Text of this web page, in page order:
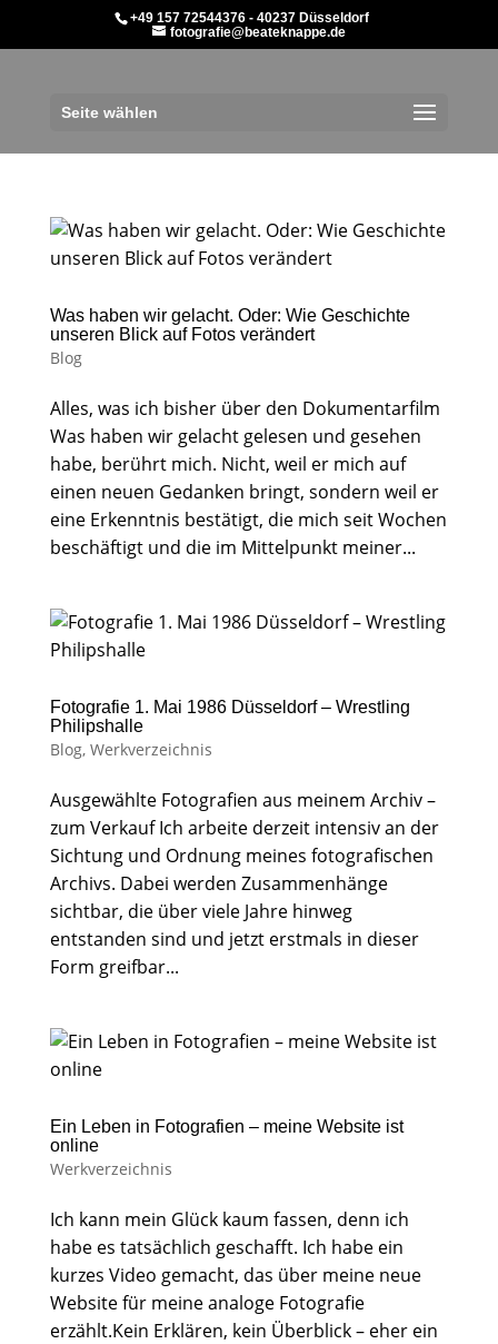
+49 157 72544376 - 40237 Düsseldorf
fotografie@beateknappe.de
Seite wählen
Was haben wir gelacht. Oder: Wie Geschichte
unseren Blick auf Fotos verändert
Blog
Alles, was ich bisher über den Dokumentarfilm
Was haben wir gelacht gelesen und gesehen
habe, berührt mich. Nicht, weil er mich auf
einen neuen Gedanken bringt, sondern weil er
eine Erkenntnis bestätigt, die mich seit Wochen
beschäftigt und die im Mittelpunkt meiner...
Fotografie 1. Mai 1986 Düsseldorf – Wrestling
Philipshalle
Blog, Werkverzeichnis
Ausgewählte Fotografien aus meinem Archiv –
zum Verkauf Ich arbeite derzeit intensiv an der
Sichtung und Ordnung meines fotografischen
Archivs. Dabei werden Zusammenhänge
sichtbar, die über viele Jahre hinweg
entstanden sind und jetzt erstmals in dieser
Form greifbar...
Ein Leben in Fotografien – meine Website ist
online
Werkverzeichnis
Ich kann mein Glück kaum fassen, denn ich
habe es tatsächlich geschafft. Ich habe ein
kurzes Video gemacht, das über meine neue
Website für meine analoge Fotografie
erzählt.Kein Erklären, kein Überblick – eher ein